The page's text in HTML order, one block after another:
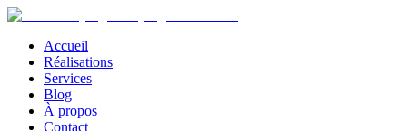
Accueil
Réalisations
Services
Blog
À propos
Contact